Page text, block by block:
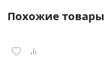
Похожие товары